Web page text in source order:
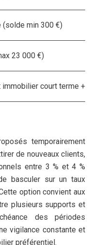
(solde min 300 €)
23 000 €)
immobilier court terme +
temporairement
de nouveaux clients,
entre 3 % et 4 %
basculer sur un taux
option convient aux
plusieurs supports et
des périodes
vigilance constante et
préférentiel.